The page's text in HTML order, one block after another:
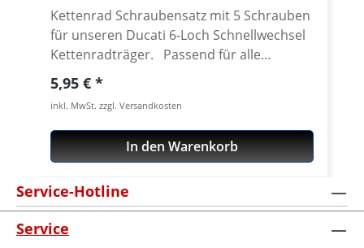
Kettenrad Schraubensatz mit 5 Schrauben
für unseren Ducati 6-Loch Schnellwechsel
Kettenradträger. Passend für alle
Kettenräder mit 5 Löchern (kleine Achse)
und Senkung in der Bohrung des
Schraubenlöcher. Material: Stahl, verzinkt
Inhalt: 5 Schrauben
Regulärer Preis:
5,95 €
inkl. MwSt. zzgl. Versandkosten
In den Warenkorb
Service-Hotline
Service